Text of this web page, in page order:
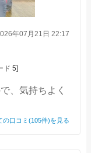
年07月21日 22:17
ド 5]
、気持ちよく
の口コミ(105件)を見る